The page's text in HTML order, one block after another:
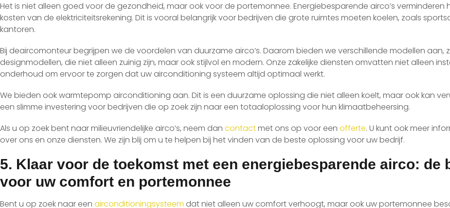
Het is niet alleen goed voor de gezondheid, maar ook voor de portemonnee. Energiebesparende airco’s verminderen
kosten van de elektriciteitsrekening. Dit is vooral belangrijk voor bedrijven die grote ruimtes moeten koelen, zoals
kantoren.
Bij deaircomonteur begrijpen we de voordelen van duurzame airco’s. Daarom bieden we verschillende modellen aan,
designmodellen, die niet alleen zuinig zijn, maar ook stijlvol en modern. Onze zakelijke diensten omvatten niet alleen
onderhoud om ervoor te zorgen dat uw airconditioning systeem altijd optimaal werkt.
We bieden ook warmtepomp airconditioning aan. Dit is een duurzame oplossing die niet alleen koelt, maar ook kan
een slimme investering voor bedrijven die op zoek zijn naar een totaaloplossing voor hun klimaatbeheersing.
Als u op zoek bent naar milieuvriendelijke airco’s, neem dan contactmet ons op voor een offerte. U kunt ook meer
over ons en onze diensten. We zijn blij om u te helpen bij het vinden van de beste oplossing voor uw bedrijf.
5. Klaar voor de toekomst met een energiebesparende airco: de
voor uw comfort en portemonnee
Bent u op zoek naar een airconditioningsysteem dat niet alleen uw comfort verhoogt, maar ook uw portemonnee